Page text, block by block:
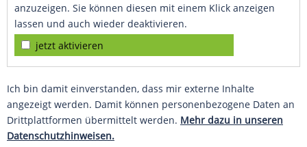
anzuzeigen. Sie können diesen mit einem Klick anzeigen
lassen und auch wieder deaktivieren.
jetzt aktivieren
Ich bin damit einverstanden, dass mir externe Inhalte
angezeigt werden. Damit können personenbezogene Daten an
Drittplattformen übermittelt werden. Mehr dazu in unseren
Datenschutzhinweisen.